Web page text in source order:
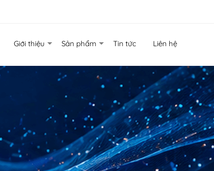
Giới thiệu Sản phẩm Tin tức Liên hệ